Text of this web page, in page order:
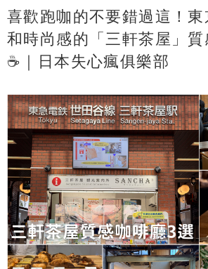
喜歡跑咖的不要錯過這！
和時尚感的「三軒茶屋」質
☕️｜日本失心瘋俱樂部